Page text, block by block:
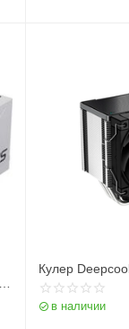
Кулер
в наличии